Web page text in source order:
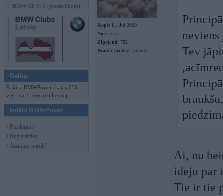
BMW X6 E71 (preses bildes)
Online
Pašreiz BMWPower skatās 123
viesi un 1 reģistrēti lietotāji.
Ienākt BMWPower
• Pieslēgties
• Reģistrēties
• Aizmirsi paroli?
Kopš: 11. Jul 2009
No: Cēsis
Ziņojumi: 782
Braucu ar: kuģi pa bruģi
Tev
Ai, nu
ideju par
Tie ir tie